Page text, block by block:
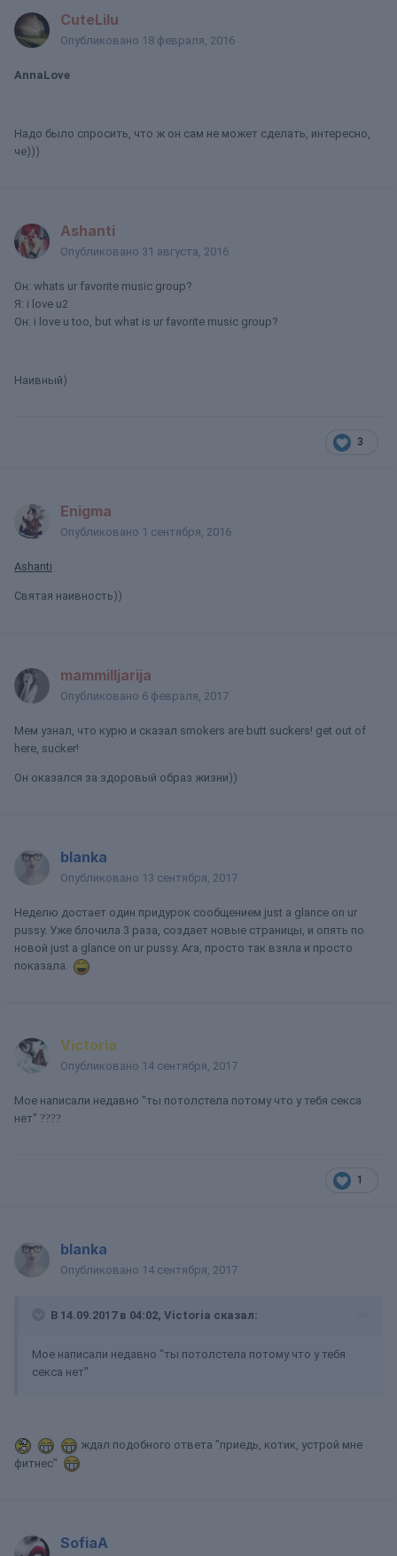
CuteLilu
Опубликовано 18 февраля, 2016
AnnaLove
Надо было спросить, что ж он сам не может сделать, интересно,
че)))
Ashanti
Опубликовано 31 августа, 2016
Он: whats ur favorite music group?
Я: i love u2
Он: i love u too, but what is ur favorite music group?
Наивный)
3
Enigma
Опубликовано 1 сентября, 2016
Ashanti
Святая наивность))
mammilljarija
Опубликовано 6 февраля, 2017
Мем узнал, что курю и сказал smokers are butt suckers! get out of
here, sucker!
Он оказался за здоровый образ жизни))
blanka
Опубликовано 13 сентября, 2017
Неделю достает один придурок сообщением just a glance on ur
pussy. Уже блочила 3 раза, создает новые страницы, и опять по
новой just a glance on ur pussy. Ага, просто так взяла и просто
показала.
Victoria
Опубликовано 14 сентября, 2017
Мое написали недавно "ты потолстела потому что у тебя секса
нет" ????
1
blanka
Опубликовано 14 сентября, 2017
В 14.09.2017 в 04:02, Victoria сказал:
Мое написали недавно "ты потолстела потому что у тебя
секса нет"
ждал подобного ответа "приедь, котик, устрой мне
фитнес"
SofiaA